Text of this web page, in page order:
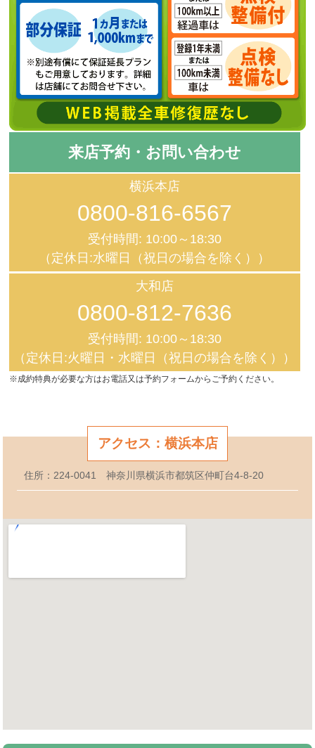
来店予約・お問い合わせ
横浜本店
0800-816-6567
受付時間: 10:00～18:30
（定休日:水曜日（祝日の場合を除く））
大和店
0800-812-7636
受付時間: 10:00～18:30
（定休日:火曜日・水曜日（祝日の場合を除く））
※成約特典が必要な方はお電話又は予約フォームからご予約ください。
アクセス：横浜本店
住所：224-0041 神奈川県横浜市都筑区仲町台4-8-20